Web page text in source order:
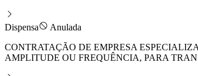
Dispensa
Anulada
CONTRATAÇÃO DE EMPRESA
AMPLITUDE OU FREQUÊNCIA, PARA